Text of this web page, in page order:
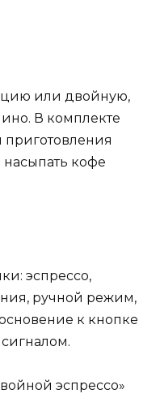
или двойную,
В комплекте
кофе
эспрессо,
ручной режим,
к кнопке
эспрессо»